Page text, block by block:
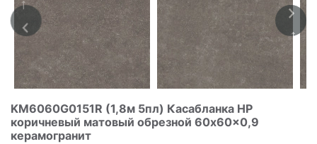
KM6060G0151R (1,8м 5пл) Касабланка HP
коричневый матовый обрезной 60x60x0,9
керамогранит